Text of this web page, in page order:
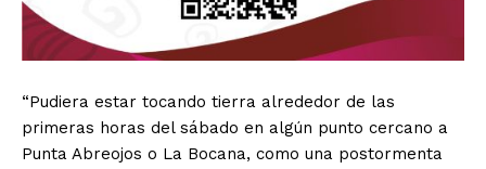
“Pudiera estar tocando tierra alrededor de las
primeras horas del sábado en algún punto cercano a
Punta Abreojos o La Bocana, como una postormenta